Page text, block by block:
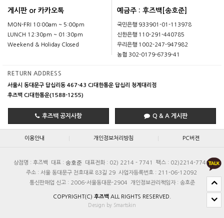
게시판 or 카카오톡
MON-FRI 10:00am ~ 5:00pm
LUNCH 12:30pm ~ 01:30pm
Weekend & Holiday Closed
예금주 : 후즈백[송호준]
국민은행 933901-01-113978
신한은행 110-291-440785
우리은행 1002-247-947982
농협 302-0179-6739-41
RETURN ADDRESS
서울시 동대문구 답십리동 467-43 CJ대한통운 답십리 청계대리점
후즈백 CJ대한통운(1588-1255)
후즈백 공지사항 Q & A 게시판
이용안내 개인정보처리방침 PC버젼
상점명 : 후즈백 대표 : 송호준 대표전화 : 02) 2214 - 7741
팩스 : 02)2214-7740
주소 : 서울 동대문구 천호대로 83길 29 사업자등록번호 : 211-06-12092
통신판매업 신고 : 2006-서울동대문-2904
개인정보관리책임자 : 송호준
COPYRIGHT(C) 후즈백 ALL RIGHTS RESERVED.